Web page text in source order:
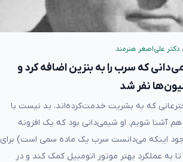
دکتر علی‌اصغر هنرمند
که سرب را به بنزین اضافه کرد و
نفر شد
که به بشریت خدمت‌‌کرده‌اند، بد نیست با
آشنا شویم. او شیمی‌دانی بود که یک افزونه
اینکه می‌دانست سرب یک ماده‌ سمی‌ است) برای
تا به عملکرد بهتر موتور اتومبیل کمک کند و در